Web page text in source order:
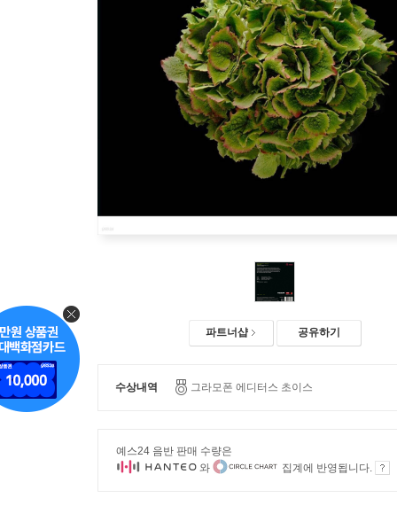
파트너샵 공유하기
수상내역 그라모폰 에디터스 초이스
예스24 음반 판매 수량은
와
집계에 반영됩니다.